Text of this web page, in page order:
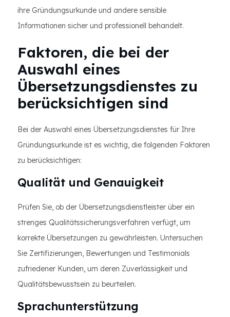
ihre Gründungsurkunde und andere sensible
Informationen sicher und professionell behandelt.
Faktoren, die bei der
Auswahl eines
Übersetzungsdienstes zu
berücksichtigen sind
Bei der Auswahl eines Übersetzungsdienstes für Ihre
Gründungsurkunde ist es wichtig, die folgenden Faktoren
zu berücksichtigen:
Qualität und Genauigkeit
Prüfen Sie, ob der Übersetzungsdienstleister über ein
strenges Qualitätssicherungsverfahren verfügt, um
korrekte Übersetzungen zu gewährleisten. Untersuchen
Sie Zertifizierungen, Bewertungen und Testimonials
zufriedener Kunden, um deren Zuverlässigkeit und
Qualitätsbewusstsein zu beurteilen.
Sprachunterstützung